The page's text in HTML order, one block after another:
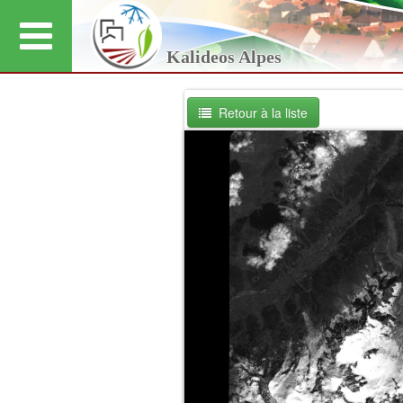
Kalideos Alpes
Retour à la liste